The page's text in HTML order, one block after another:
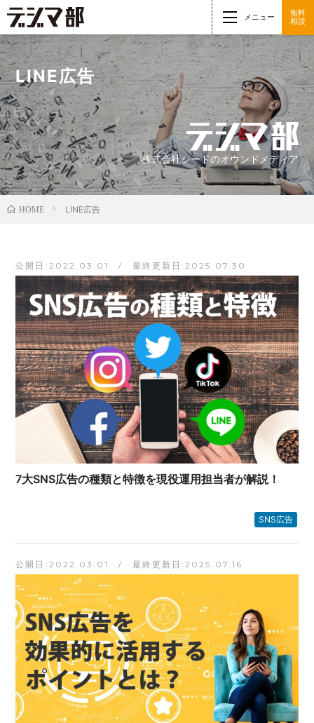
メニュー
無料
相談
LINE広告
株式会社シードのオウンドメディア
HOME LINE広告
公開日:2022.03.01 / 最終更新日:2025.07.30
7大SNS広告の種類と特徴を現役運用担当者が解説！
SNS広告
公開日:2022.03.01 / 最終更新日:2025.07.16